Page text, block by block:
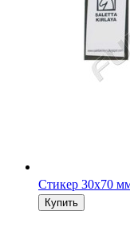
Стикер 30х70